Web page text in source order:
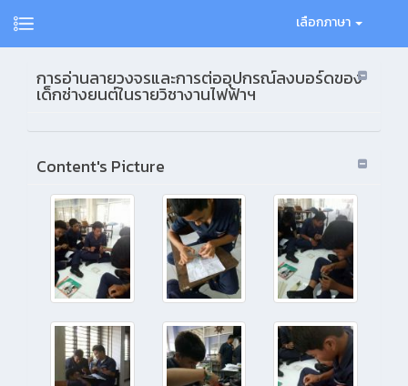
เลือกภาษา
การอ่านลายวงจรและการต่ออุปกรณ์ลงบอร์ดของ
เด็กช่างยนต์ในรายวิชางานไฟฟ้าฯ
Content's Picture